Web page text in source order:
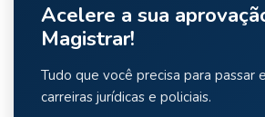
Acelere a sua
Magistrar!
Tudo que você precisa para passar
carreiras jurídicas e policiais.